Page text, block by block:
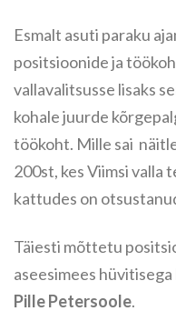
Esmalt asuti paraku
positsioonide ja
vallavalitsusse lisaks
kohale juurde
töökoht. Mille sai
200st, kes Viimsi valla
kattudes on
Täiesti mõttetu
aseesimees
Pille Petersoole.